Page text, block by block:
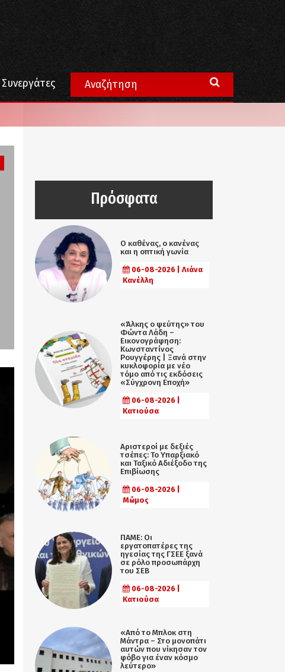
Συνεργάτες
Πρόσφατα
Ο καθένας, ο κανένας
και η οπτική γωνία
06-08-2026 | Λιάνα
Κανέλλη
«Άλκης ο ψεύτης» του
Φώντα Λάδη –
Εικονογράφηση:
Κωνσταντίνος
Ρουγγέρης | Ξανά στην
κυκλοφορία με νέο
τόμο από τις εκδόσεις
«Σύγχρονη Εποχή»
06-08-2026 |
Κατιούσα
Αριστεροί με δεξιές
τσέπες: Το Υπαρξιακό
και Ταξικό Αδιέξοδο της
Επιβίωσης
06-08-2026 |
Μώμος
ΠΑΜΕ: Οι
εργατοπατέρες της
ηγεσίας της ΓΣΕΕ ξανά
σε ρόλο προσωπάρχη
του ΣΕΒ
06-08-2026 |
Κατιούσα
«Από το Μπλοκ στη
Μάντρα – Στο μονοπάτι
αυτών που νίκησαν τον
φόβο για έναν κόσμο
λεύτερο»